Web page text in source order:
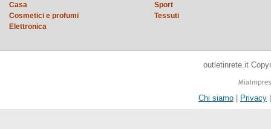
Casa
Cosmetici e profumi
Elettronica
Sport
Tessuti
outletinrete.it
Chi siamo | Privacy